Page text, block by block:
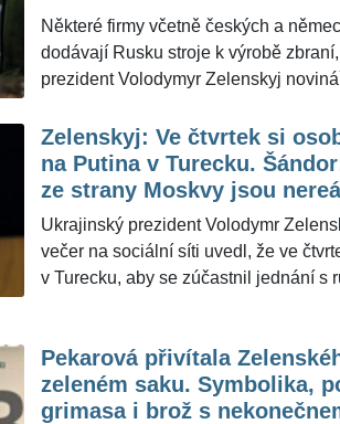
Vlček uvedl, že prověří, zda se české
na výrobě ruských zbraní. Pro
Zelenského okomentoval
Některé firmy včetně českých a
dodávají Rusku stroje k výrobě
prezident Volodymyr Zelenskyj
agentura AFP s tím, že tuto informaci
novinářům v pátek s embargem do
Zelenského jde mimo jiné o 13
ministr průmyslu a obchodu Lukáš
prověří, zda se české firmy nepodílejí
ruských zbraní.
Zelenskyj: Ve čtvrtek si
na Putina v Turecku.
ze strany Moskvy jsou
skeptický
Ukrajinský prezident Volodymr
večer na sociální síti uvedl, že ve
v Turecku, aby se zúčastnil jednání s
představující nezbytný základ pro
ŽivotvČesku.cz situaci okomentoval
expert a komentátor Andor Šándor.
Pekarová přivítala
zeleném saku. Symbolika,
grimasa i brož s